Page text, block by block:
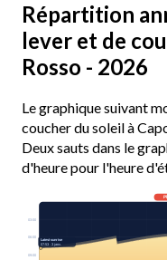
Répartition
lever et de
Rosso - 2026
Le graphique suivant
coucher du soleil à
Deux sauts dans le
d'heure pour l'heure
03:00
06:00
09:00
Latest sunrise
07:53 · 3 janv.